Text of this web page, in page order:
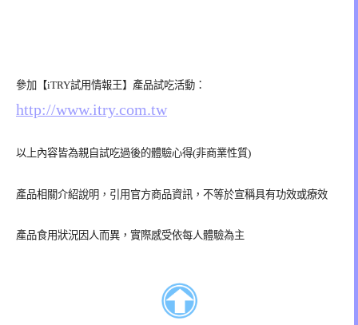
參加【iTRY試用情報王】產品試吃活動：
http://www.itry.com.tw
以上內容皆為親自試吃過後的體驗心得(非商業性質)
產品相關介紹說明，引用官方商品資訊，不等於宣稱具有功效或療效
產品食用狀況因人而異，實際感受依每人體驗為主